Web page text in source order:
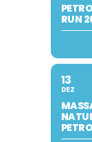
RUN
13
DEZ